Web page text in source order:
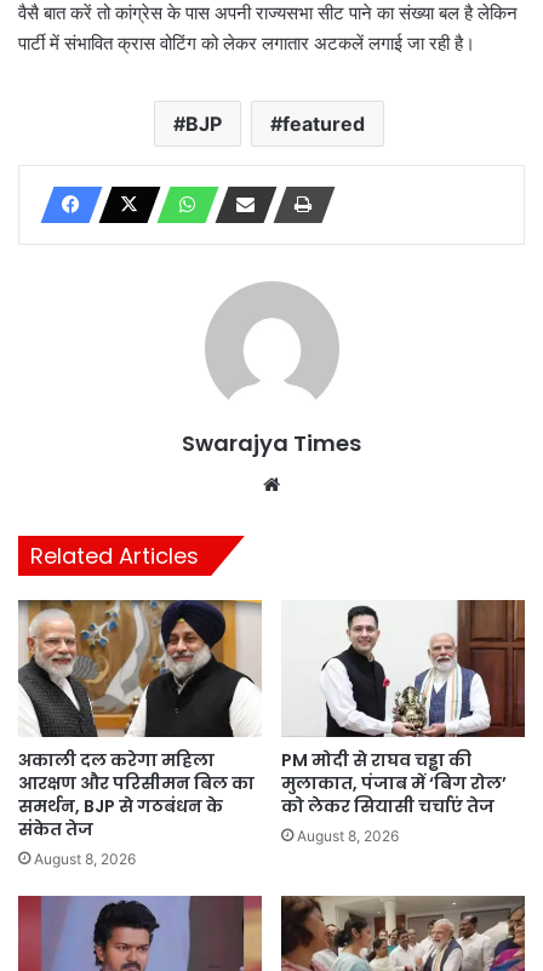
वैसै बात करें तो कांग्रेस के पास अपनी राज्यसभा सीट पाने का संख्या बल है लेकिन
पार्टी में संभावित क्रास वोटिंग को लेकर लगातार अटकलें लगाई जा रही है।
BJP featured
Swarajya Times
Related Articles
अकाली दल करेगा महिला
आरक्षण और परिसीमन बिल का
समर्थन, BJP से गठबंधन के
संकेत तेज
August 8, 2026
PM मोदी से राघव चड्ढा की
मुलाकात, पंजाब में ‘बिग रोल’
को लेकर सियासी चर्चाएं तेज
August 8, 2026